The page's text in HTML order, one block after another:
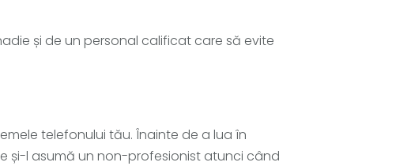
și de un personal calificat care să evite
telefonului tău. Înainte de a lua în
și-l asumă un non-profesionist atunci când